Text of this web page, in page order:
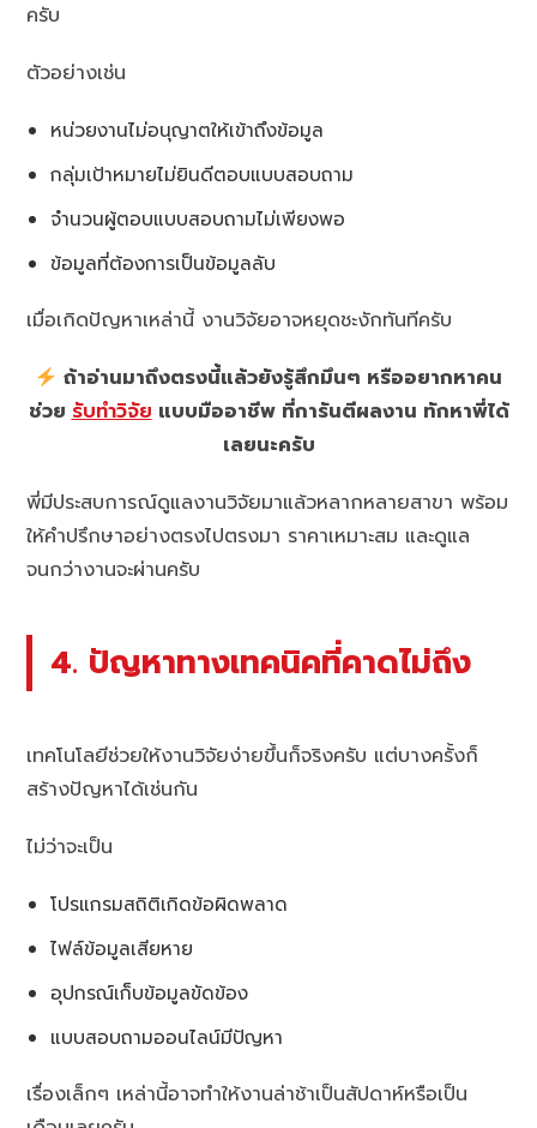
ครับ
ตัวอย่างเช่น
หน่วยงานไม่อนุญาตให้เข้าถึงข้อมูล
กลุ่มเป้าหมายไม่ยินดีตอบแบบสอบถาม
จำนวนผู้ตอบแบบสอบถามไม่เพียงพอ
ข้อมูลที่ต้องการเป็นข้อมูลลับ
เมื่อเกิดปัญหาเหล่านี้ งานวิจัยอาจหยุดชะงักทันทีครับ
ถ้าอ่านมาถึงตรงนี้แล้วยังรู้สึกมึนๆ หรืออยากหาคน
ช่วยรับทำวิจัยแบบมืออาชีพ ที่การันตีผลงาน ทักหาพี่ได้
เลยนะครับ
พี่มีประสบการณ์ดูแลงานวิจัยมาแล้วหลากหลายสาขา พร้อม
ให้คำปรึกษาอย่างตรงไปตรงมา ราคาเหมาะสม และดูแล
จนกว่างานจะผ่านครับ
4. ปัญหาทางเทคนิคที่คาดไม่ถึง
เทคโนโลยีช่วยให้งานวิจัยง่ายขึ้นก็จริงครับ แต่บางครั้งก็
สร้างปัญหาได้เช่นกัน
ไม่ว่าจะเป็น
โปรแกรมสถิติเกิดข้อผิดพลาด
ไฟล์ข้อมูลเสียหาย
อุปกรณ์เก็บข้อมูลขัดข้อง
แบบสอบถามออนไลน์มีปัญหา
เรื่องเล็กๆ เหล่านี้อาจทำให้งานล่าช้าเป็นสัปดาห์หรือเป็น